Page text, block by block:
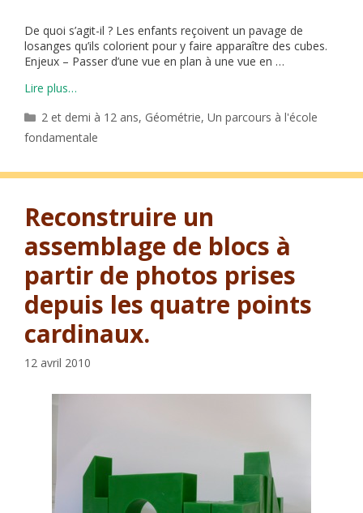
De quoi s’agit-il ? Les enfants reçoivent un pavage de
losanges qu’ils colorient pour y faire apparaître des cubes.
Enjeux – Passer d’une vue en plan à une vue en …
Lire plus…
Catégories
2 et demi à 12 ans, Géométrie,Un parcours à l'école
fondamentale
Reconstruire un
assemblage de blocs à
partir de photos prises
depuis les quatre points
cardinaux.
12 avril 2010